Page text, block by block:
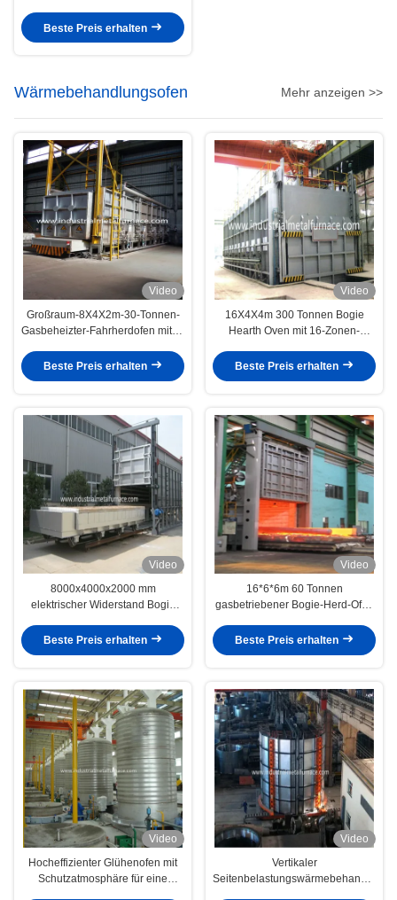
Draht-28
Beste Preis erhalten
Wärmebehandlungsofen Mehr anzeigen >>
Video
Großraum-8X4X2m-30-Tonnen-
Gasbeheizter-Fahrherdofen mit 8-
Isolierung
Beste Preis erhalten
Video
16X4X4m 300 Tonnen Bogie
Hearth Oven mit 16-Zonen-
Wärmebehandlung
Beste Preis erhalten
Video
8000x4000x2000 mm
elektrischer Widerstand Bogie
mit 750 °C und 30 Tonnen
Belastungskapazität für Härte und
Beste Preis erhalten
Video
16*6*6m 60 Tonnen
gasbetriebener Bogie-Herd-Ofen
Verbrennungsgrad zur
Wärmebehandlung
Beste Preis erhalten
Video
Hocheffizienter Glühenofen mit
Schutzatmosphäre für eine
Video
Vertikaler